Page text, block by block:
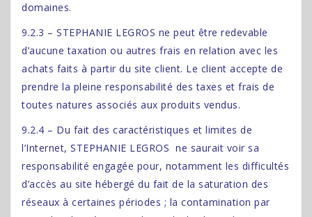
domaines.
9.2.3 – STEPHANIE LEGROS ne peut être redevable
d’aucune taxation ou autres frais en relation avec les
achats faits à partir du site client. Le client accepte de
prendre la pleine responsabilité des taxes et frais de
toutes natures associés aux produits vendus.
9.2.4 – Du fait des caractéristiques et limites de
l’Internet, STEPHANIE LEGROS ne saurait voir sa
responsabilité engagée pour, notamment les difficultés
d’accès au site hébergé du fait de la saturation des
réseaux à certaines périodes ; la contamination par